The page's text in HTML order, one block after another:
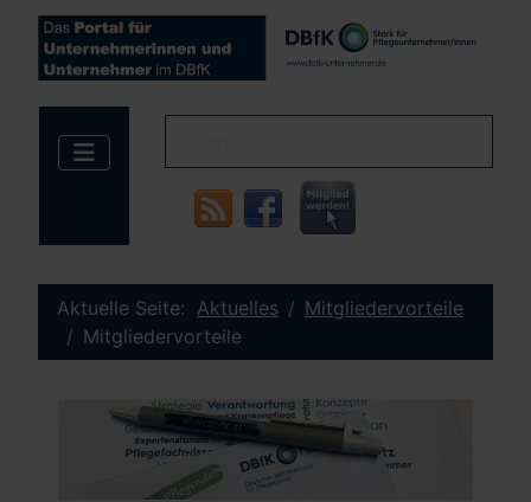
Aktuelle Seite: Aktuelles
Mitgliedervorteile
Mitgliedervorteile